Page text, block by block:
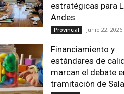
estratégicas para
Andes
Provincial Junio 22, 2026
Financiamiento y
estándares de
marcan el debate
tramitación de